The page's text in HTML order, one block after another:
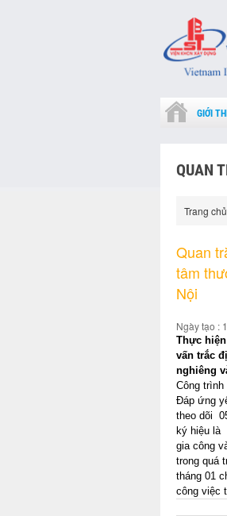
GIỚI
QUAN
Trang chủ
Quan
tâm
Nội
Ngày tạo :
Thực
vấn trắc
nghiêng
Công
Đáp ứng
theo dõi
ký hiệu là
gia công
trong quá
tháng 01
công việc